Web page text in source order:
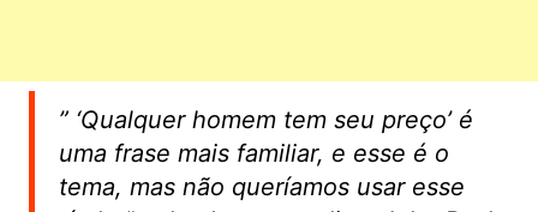
” ‘Qualquer homem tem seu preço’ é
uma frase mais familiar, e esse é o
tema, mas não queríamos usar esse